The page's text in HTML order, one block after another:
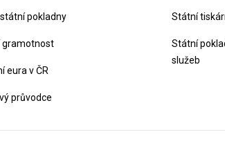
pokladny
gramotnost
eura v ČR
průvodce
Státní
Státní
služeb